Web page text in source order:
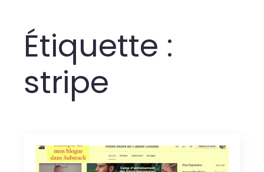
Étiquette :
stripe